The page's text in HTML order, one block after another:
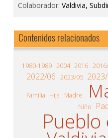
Colaborador: Valdivia,
Contenidos relacionados
1980-1989 2004 2016
2022/06 2023/05
Familia Hija Madre
Niño